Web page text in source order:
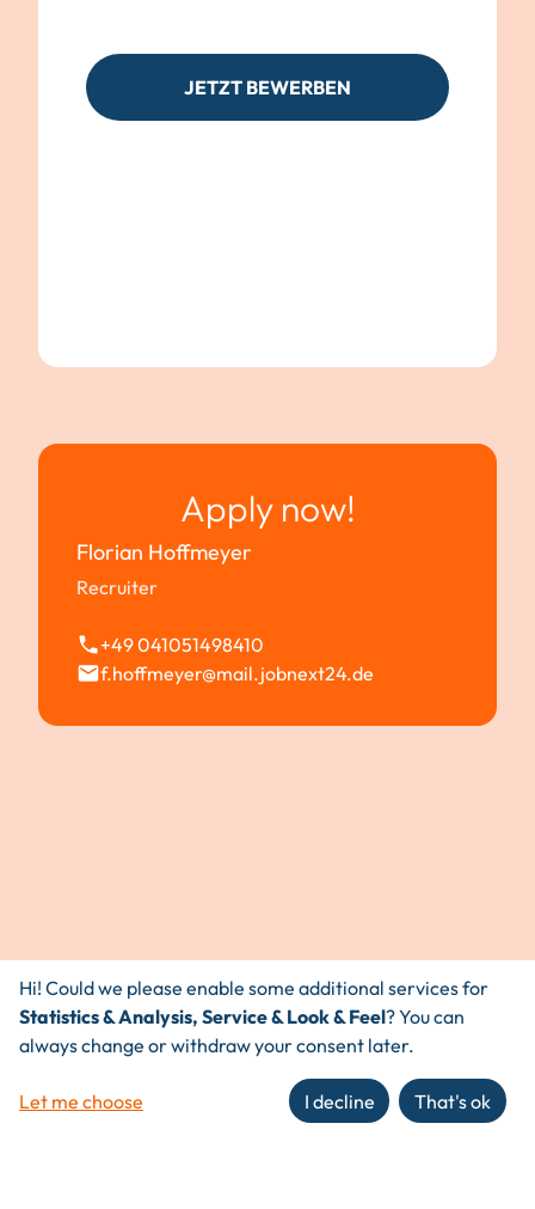
JETZT BEWERBEN
Apply now!
Florian Hoffmeyer
Recruiter
+49 041051498410
f.hoffmeyer@mail.jobnext24.de
Hi! Could we please enable some additional services for
Statistics & Analysis, Service & Look & Feel? You can
always change or withdraw your consent later.
Let me choose I decline That's ok